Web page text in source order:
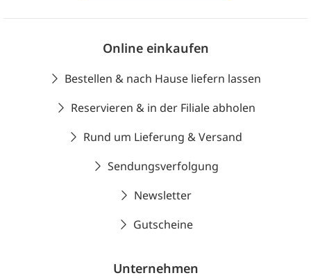
Online einkaufen
Bestellen & nach Hause liefern lassen
Reservieren & in der Filiale abholen
Rund um Lieferung & Versand
Sendungsverfolgung
Newsletter
Gutscheine
Unternehmen